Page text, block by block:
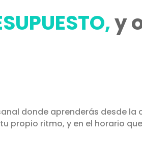
y
donde aprenderás desde la
propio ritmo, y en el horario